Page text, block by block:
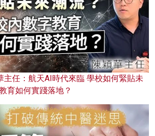
主任：航天AI時代來臨 學校如何緊貼未
育如何實踐落地？